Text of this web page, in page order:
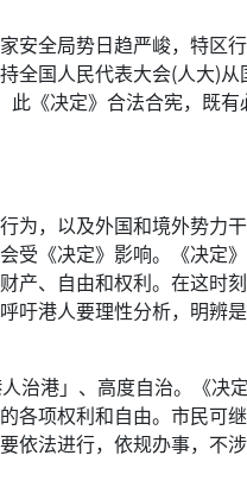
安全局势日趋严峻，特区
全国人民代表大会(人大)
《决定》合法合宪，既
为，以及外国和境外势力
受《决定》影响。《决定
产、自由和权利。在这时
吁港人要理性分析，明辨
治港」、高度自治。《决
各项权利和自由。市民可
依法进行，依规办事，不